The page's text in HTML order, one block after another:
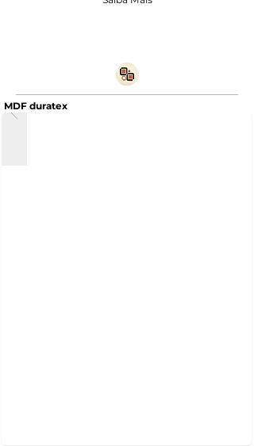
MDF duratex